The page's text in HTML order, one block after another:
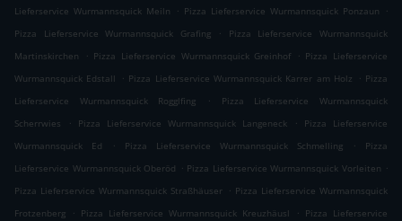
Lieferservice Wurmannsquick Meiln
. Pizza Lieferservice Wurmannsquick Ponzaun
.
Pizza Lieferservice Wurmannsquick Grafing
.
Pizza Lieferservice Wurmannsquick
Martinskirchen
. Pizza Lieferservice Wurmannsquick Greinhof . Pizza Lieferservice
Wurmannsquick Edstall
. Pizza Lieferservice Wurmannsquick Karrer am Holz . Pizza
Lieferservice Wurmannsquick Rogglfing
.
Pizza Lieferservice Wurmannsquick
Scherrwies
. Pizza Lieferservice Wurmannsquick Langeneck .
Pizza Lieferservice
Wurmannsquick Ed
. Pizza Lieferservice Wurmannsquick Schmelling .
Pizza
Lieferservice Wurmannsquick Oberöd . Pizza Lieferservice Wurmannsquick Vorleiten .
Pizza Lieferservice Wurmannsquick Straßhäuser . Pizza Lieferservice Wurmannsquick
Frotzenberg
. Pizza Lieferservice Wurmannsquick Kreuzhäusl . Pizza Lieferservice